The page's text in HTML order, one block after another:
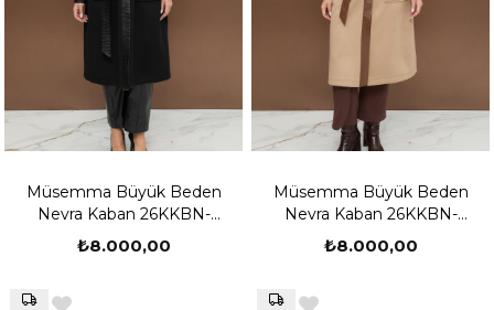
Müsemma Büyük Beden
Nevra Kaban 26KKBN-
MUS0001
₺8.000,00
Müsemma Büyük Beden
Nevra Kaban 26KKBN-
MUS0001
₺8.000,00